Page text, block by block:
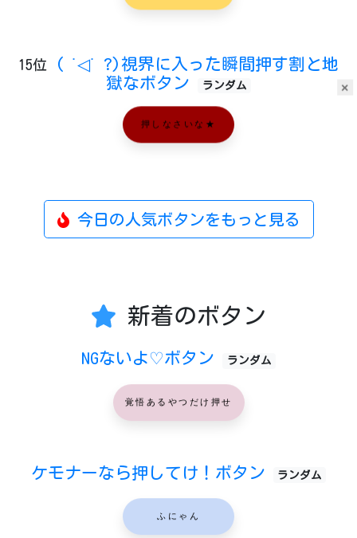
×
15位
( ˙◁˙ ?)視界に入った瞬間押す割と地
獄なボタン
ランダム
押しなさいな★
今日の人気ボタンをもっと見る
新着のボタン
NGないよ♡ボタン ランダム
覚悟あるやつだけ押せ
ケモナーなら押してけ！ボタン ランダム
ふにゃん